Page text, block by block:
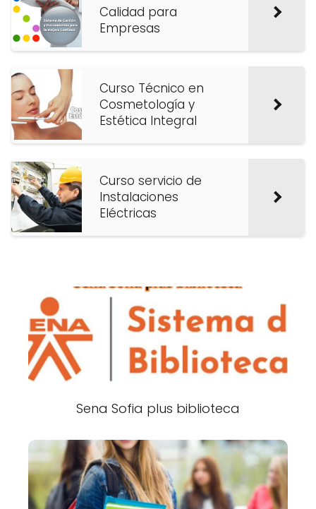
Calidad para
Empresas
Curso Técnico en
Cosmetología y
Estética Integral
Curso servicio de
Instalaciones
Eléctricas
Sena Sofia plus biblioteca